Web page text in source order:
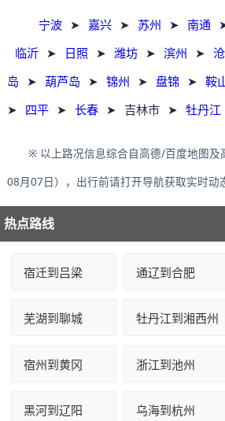
宁波 ➤ 嘉兴 ➤ 苏州 ➤ 南通
临沂
➤ 日照 ➤ 潍坊 ➤ 滨州 ➤
岛
➤ 葫芦岛 ➤ 锦州 ➤ 盘锦 ➤ 鞍
➤ 四平 ➤ 长春 ➤ 吉林市 ➤ 牡丹江
※ 以上路况信息综合自高德/百度地图及
08月07日），出行前请打开导航获取实时动
热点路线
宿迁到吕梁 通辽到合肥
芜湖到聊城 牡丹江到湘西州
宿州到黄冈 浙江到池州
黑河到辽阳 乌海到杭州